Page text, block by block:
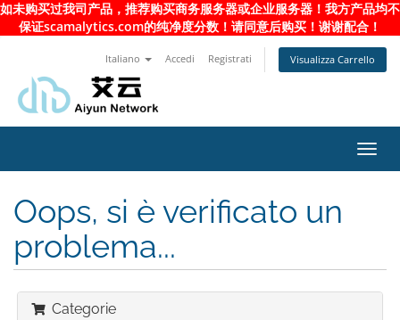
如未购买过我司产品，推荐购买商务服务器或企业服务器！我方产品均不
保证scamalytics.com的纯净度分数！请同意后购买！谢谢配合！
Italiano Accedi Registrati Visualizza Carrello
Attiva
Oops, si è verificato un
problema...
Categorie